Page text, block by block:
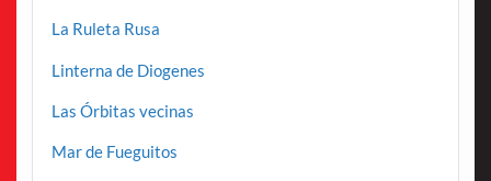
La Ruleta Rusa
Linterna de Diogenes
Las Órbitas vecinas
Mar de Fueguitos